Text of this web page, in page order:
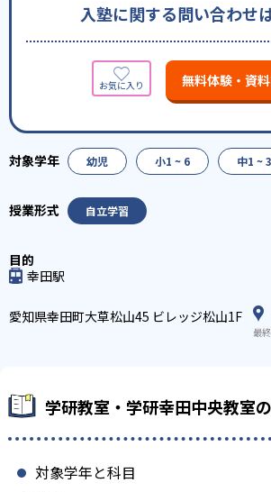
入塾に関する問い合わせ
無料体験・資
幼児 小1 ~ 6 中1 ~ 3
自立学習
幸田駅
愛知県幸田町大草松山45 ビレッジ松山1F
最
学研教室・学研幸田中央教室
対象学年と科目